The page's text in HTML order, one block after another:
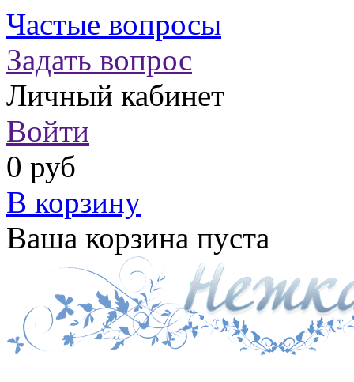
Частые вопросы
Задать вопрос
Личный кабинет
Войти
0 руб
В корзину
Ваша корзина пуста